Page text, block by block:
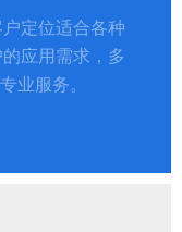
定位适合各种
应用需求，多
业服务。